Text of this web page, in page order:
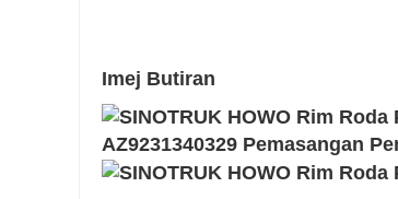
Imej Butiran